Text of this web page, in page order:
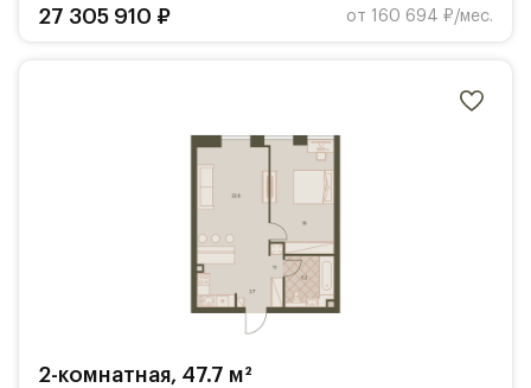
27 305 910 ₽
от 160 694 ₽/мес.
2-комнатная, 47.7 м²